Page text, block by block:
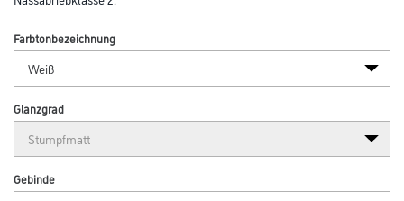
Farbtonbezeichnung
Glanzgrad
Gebinde